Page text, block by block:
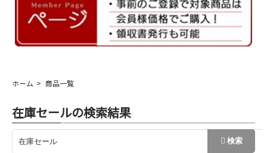
ホーム 商品一覧
在庫セールの検索結果